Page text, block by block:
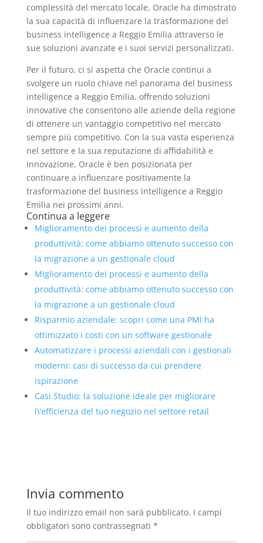
complessità del mercato locale, Oracle ha dimostrato
la sua capacità di influenzare la trasformazione del
business intelligence a Reggio Emilia attraverso le
sue soluzioni avanzate e i suoi servizi personalizzati.
Per il futuro, ci si aspetta che Oracle continui a
svolgere un ruolo chiave nel panorama del business
intelligence a Reggio Emilia, offrendo soluzioni
innovative che consentono alle aziende della regione
di ottenere un vantaggio competitivo nel mercato
sempre più competitivo. Con la sua vasta esperienza
nel settore e la sua reputazione di affidabilità e
innovazione, Oracle è ben posizionata per
continuare a influenzare positivamente la
trasformazione del business intelligence a Reggio
Emilia nei prossimi anni.
Continua a leggere
Miglioramento dei processi e aumento della
produttività: come abbiamo ottenuto successo con
la migrazione a un gestionale cloud
Miglioramento dei processi e aumento della
produttività: come abbiamo ottenuto successo con
la migrazione a un gestionale cloud
Risparmio aziendale: scopri come una PMI ha
ottimizzato i costi con un software gestionale
Automatizzare i processi aziendali con i gestionali
moderni: casi di successo da cui prendere
ispirazione
Casi Studio: la soluzione ideale per migliorare
l\’efficienza del tuo negozio nel settore retail
Invia commento
Il tuo indirizzo email non sarà pubblicato. I campi
obbligatori sono contrassegnati *